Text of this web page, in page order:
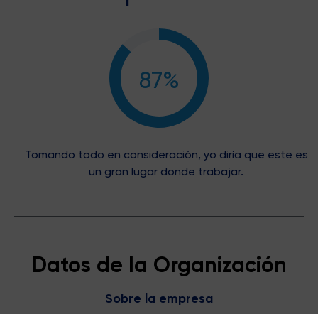
87%
Tomando todo en consideración, yo diría que este es
un gran lugar donde trabajar.
Datos de la Organización
Sobre la empresa